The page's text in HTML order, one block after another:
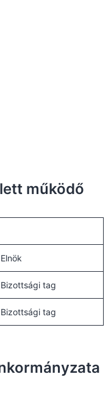
működő
Elnök
Bizottsági tag
Bizottsági tag